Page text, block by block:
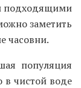
подходящими
заметить
часовни.
популяция
в чистой воде